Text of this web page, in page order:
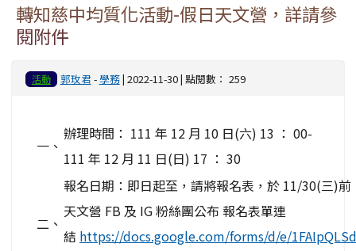
轉知慈中均質化活動-假日天文營，詳請參
閱附件
活動 郭玫君-學務| 2022-11-30 | 點閱數： 259
一、
辦理時間： 111 年 12 月 10 日(六) 13 ： 00-
111 年 12 月 11 日(日) 17 ： 30
二、
報名日期：即日起至，請將報名表，於 11/30(三)
天文營 FB 及 IG 粉絲團公布 報名表單連
結 https://docs.google.com/forms/d/e/